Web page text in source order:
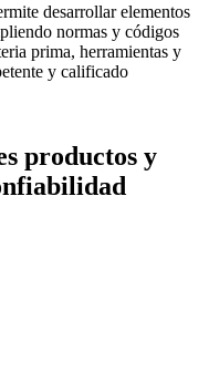
desarrollar elementos
normas y códigos
prima, herramientas y
y calificado
productos y